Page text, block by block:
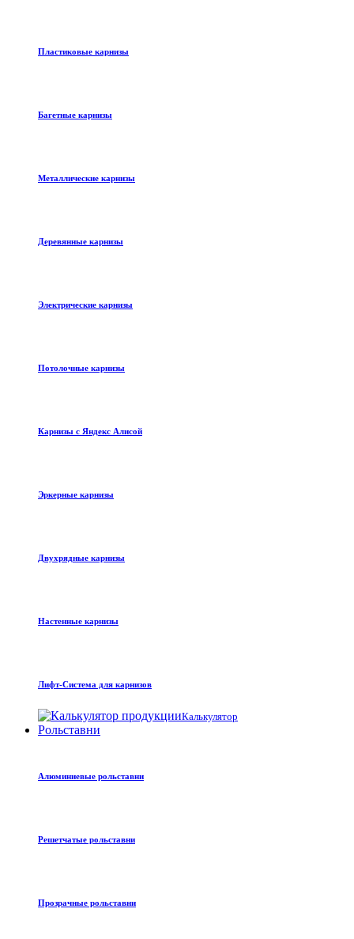
Пластиковые карнизы
Багетные карнизы
Металлические карнизы
Деревянные карнизы
Электрические карнизы
Потолочные карнизы
Карнизы с Яндекс Алисой
Эркерные карнизы
Двухрядные карнизы
Настенные карнизы
Лифт-Система для карнизов
Калькулятор
Рольставни
Алюминиевые рольставни
Решетчатые рольставни
Прозрачные рольставни